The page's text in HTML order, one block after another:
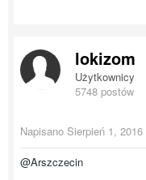
lokizom
Użytkownicy
5748 postów
Napisano Sierpień 1, 2016
@Arszczecin